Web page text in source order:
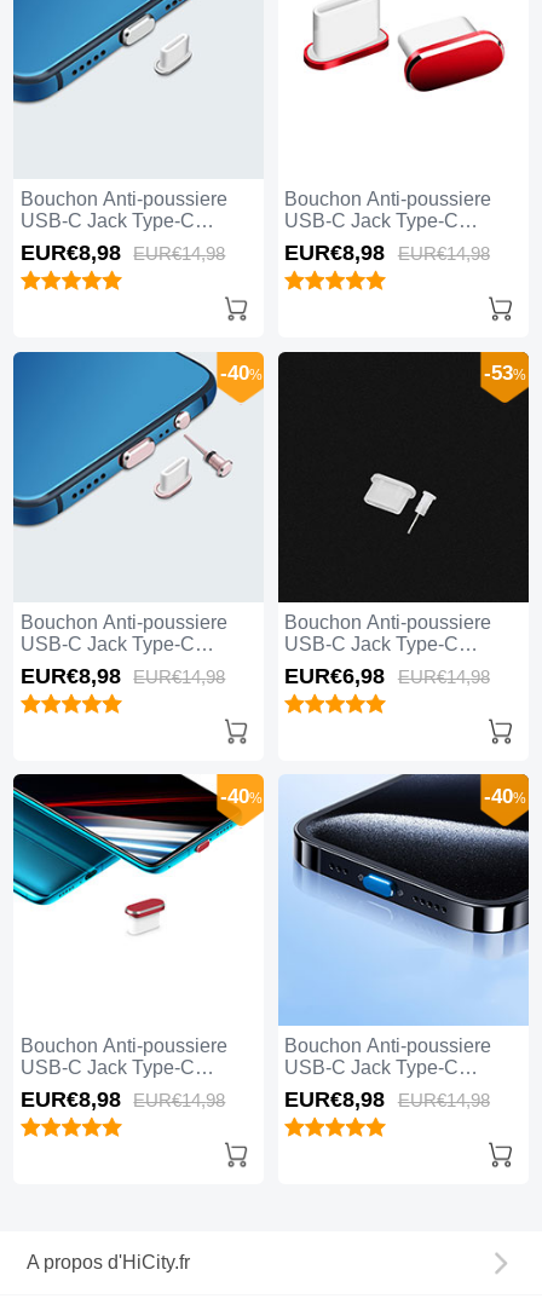
Bouchon Anti-poussiere
USB-C Jack Type-C
Universel H07 Argent
EUR€8,98 EUR€14,98
Bouchon Anti-poussiere
USB-C Jack Type-C
Universel H06 Rouge
EUR€8,98 EUR€14,98
Bouchon Anti-poussiere
USB-C Jack Type-C
Universel H05 Or Rose
-40%
EUR€8,98 EUR€14,98
Bouchon Anti-poussiere
USB-C Jack Type-C
Universel H04 Blanc
-53%
EUR€6,98 EUR€14,98
Bouchon Anti-poussiere
USB-C Jack Type-C
Universel H02 Rouge
-40%
EUR€8,98 EUR€14,98
Bouchon Anti-poussiere
USB-C Jack Type-C
Universel H01 Bleu
-40%
EUR€8,98 EUR€14,98
A propos d'HiCity.fr